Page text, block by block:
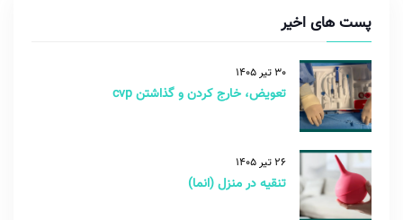
پست های اخیر
30 تیر 1405
تعویض، خارج کردن و گذاشتن cvp
26 تیر 1405
تنقیه در منزل (انما)